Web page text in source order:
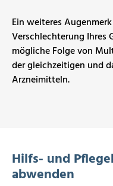
Ein weiteres
Verschlechterung Ihres
mögliche Folge von
dergleichzeitigen und
Arzneimitteln.
Hilfs- und
abwenden